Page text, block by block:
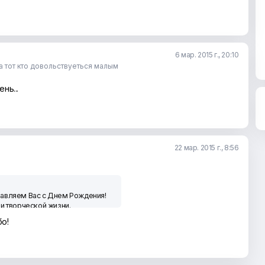
6 мар. 2015 г., 20:10
тот кто довольствуеться малым
22 мар. 2015 г., 8:56
Вас с Днем Рождения!
творческой жизни.